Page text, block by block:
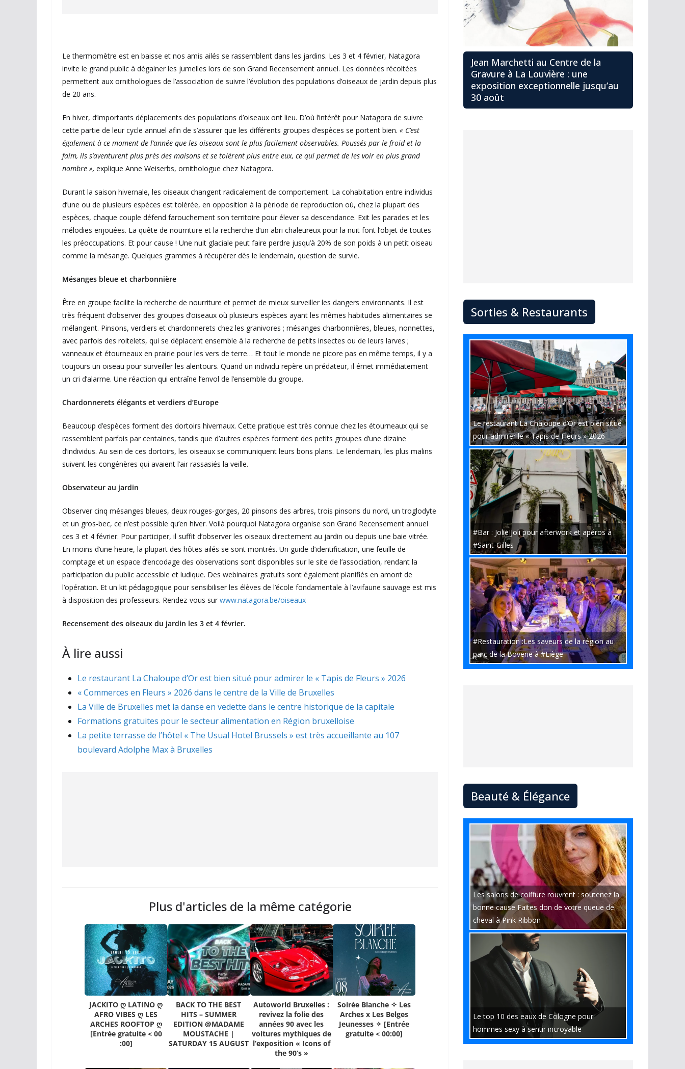
Le thermomètre est en baisse et nos amis ailés se rassemblent dans les jardins. Les 3 et 4 février, Natagora
invite le grand public à dégainer les jumelles lors de son Grand Recensement annuel. Les données récoltées
permettent aux ornithologues de l’association de suivre l’évolution des populations d’oiseaux de jardin depuis plus
de 20 ans.
En hiver, d’importants déplacements des populations d’oiseaux ont lieu. D’où l’intérêt pour Natagora de suivre
cette partie de leur cycle annuel afin de s’assurer que les différents groupes d’espèces se portent bien. « C’est
également à ce moment de l’année que les oiseaux sont le plus facilement observables. Poussés par le froid et la
faim, ils s’aventurent plus près des maisons et se tolèrent plus entre eux, ce qui permet de les voir en plus grand
nombre », explique Anne Weiserbs, ornithologue chez Natagora.
Durant la saison hivernale, les oiseaux changent radicalement de comportement. La cohabitation entre individus
d’une ou de plusieurs espèces est tolérée, en opposition à la période de reproduction où, chez la plupart des
espèces, chaque couple défend farouchement son territoire pour élever sa descendance. Exit les parades et les
mélodies enjouées. La quête de nourriture et la recherche d’un abri chaleureux pour la nuit font l’objet de toutes
les préoccupations. Et pour cause ! Une nuit glaciale peut faire perdre jusqu’à 20% de son poids à un petit oiseau
comme la mésange. Quelques grammes à récupérer dès le lendemain, question de survie.
Mésanges bleue et charbonnière
Être en groupe facilite la recherche de nourriture et permet de mieux surveiller les dangers environnants. Il est
très fréquent d’observer des groupes d’oiseaux où plusieurs espèces ayant les mêmes habitudes alimentaires se
mélangent. Pinsons, verdiers et chardonnerets chez les granivores ; mésanges charbonnières, bleues, nonnettes,
avec parfois des roitelets, qui se déplacent ensemble à la recherche de petits insectes ou de leurs larves ;
vanneaux et étourneaux en prairie pour les vers de terre… Et tout le monde ne picore pas en même temps, il y a
toujours un oiseau pour surveiller les alentours. Quand un individu repère un prédateur, il émet immédiatement
un cri d’alarme. Une réaction qui entraîne l’envol de l’ensemble du groupe.
Chardonnerets élégants et verdiers d’Europe
Beaucoup d’espèces forment des dortoirs hivernaux. Cette pratique est très connue chez les étourneaux qui se
rassemblent parfois par centaines, tandis que d’autres espèces forment des petits groupes d’une dizaine
d’individus. Au sein de ces dortoirs, les oiseaux se communiquent leurs bons plans. Le lendemain, les plus malins
suivent les congénères qui avaient l’air rassasiés la veille.
Observateur au jardin
Observer cinq mésanges bleues, deux rouges-gorges, 20 pinsons des arbres, trois pinsons du nord, un troglodyte
et un gros-bec, ce n’est possible qu’en hiver. Voilà pourquoi Natagora organise son Grand Recensement annuel
ces 3 et 4 février. Pour participer, il suffit d’observer les oiseaux directement au jardin ou depuis une baie vitrée.
En moins d’une heure, la plupart des hôtes ailés se sont montrés. Un guide d’identification, une feuille de
comptage et un espace d’encodage des observations sont disponibles sur le site de l’association, rendant la
participation du public accessible et ludique. Des webinaires gratuits sont également planifiés en amont de
l’opération. Et un kit pédagogique pour sensibiliser les élèves de l’école fondamentale à l’avifaune sauvage est mis
à disposition des professeurs. Rendez-vous sur www.natagora.be/oiseaux
Recensement des oiseaux du jardin les 3 et 4 février.
À lire aussi
Le restaurant La Chaloupe d’Or est bien situé pour admirer le « Tapis de Fleurs » 2026
« Commerces en Fleurs » 2026 dans le centre de la Ville de Bruxelles
La Ville de Bruxelles met la danse en vedette dans le centre historique de la capitale
Formations gratuites pour le secteur alimentation en Région bruxelloise
La petite terrasse de l’hôtel « The Usual Hotel Brussels » est très accueillante au 107
boulevard Adolphe Max à Bruxelles
Plus d'articles de la même catégorie
JACKITO ღ LATINO ღ
AFRO VIBES ღ LES
ARCHES ROOFTOP ღ
[Entrée gratuite < 00
:00]
BACK TO THE BEST
HITS – SUMMER
EDITION @MADAME
MOUSTACHE |
SATURDAY 15 AUGUST
Autoworld Bruxelles :
revivez la folie des
années 90 avec les
voitures mythiques de
l’exposition « Icons of
the 90’s »
Soirée Blanche ✧ Les
Arches x Les Belges
Jeunesses ✧ [Entrée
gratuite < 00:00]
Jean Marchetti au Centre de la
Gravure à La Louvière : une
exposition exceptionnelle jusqu’au
30 août
Sorties & Restaurants
Le restaurant La Chaloupe d’Or est bien situé
pour admirer le « Tapis de Fleurs » 2026
#Bar : Jolie Joli pour afterwork et apéros à
#Saint-Gilles
#Restauration :Les saveurs de la région au
parc de la Boverie à #Liège
Beauté & Élégance
Les salons de coiffure rouvrent : soutenez la
bonne cause Faites don de votre queue de
cheval à Pink Ribbon
Le top 10 des eaux de Cologne pour
hommes sexy à sentir incroyable